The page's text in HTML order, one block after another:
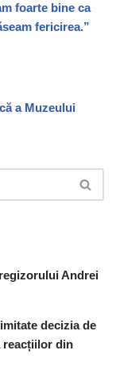
foarte bine ca
fericirea.”
a Muzeului
Andrei
decizia de
reacțiilor din